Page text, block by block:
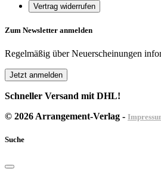
Vertrag widerrufen
Zum Newsletter anmelden
Regelmäßig über Neuerscheinungen
Jetzt anmelden
Schneller Versand mit DHL!
© 2026 Arrangement-Verlag -
Suche